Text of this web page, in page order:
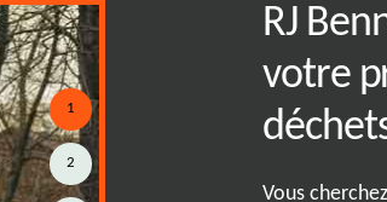
: solutions sur
de disposer de
à vos besoins
RJ
votre
Vous
1
2